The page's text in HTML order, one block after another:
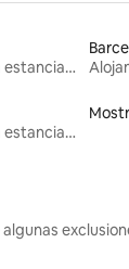
Alojamientos para estancias largas
Alojamientos para estancias largas